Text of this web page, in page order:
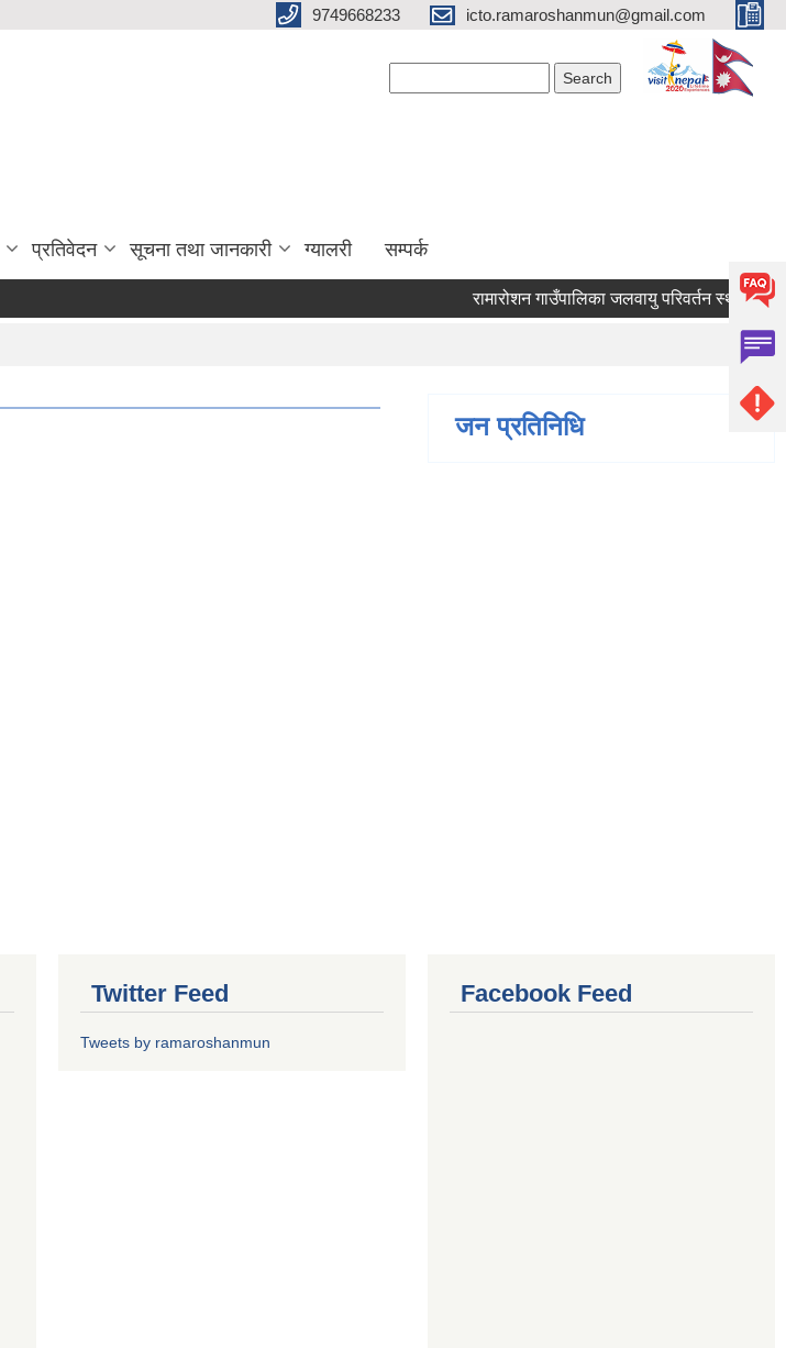
9749668233 icto.ramaroshanmun@gmail.com
प्रतिवेदन सूचना तथा जानकारी ग्यालरी सम्पर्क
रामारोशन गाउँपालिका जलवायु परिवर्तन स्थानीय
जन प्रतिनिधि
Twitter Feed
Tweets by ramaroshanmun
Facebook Feed